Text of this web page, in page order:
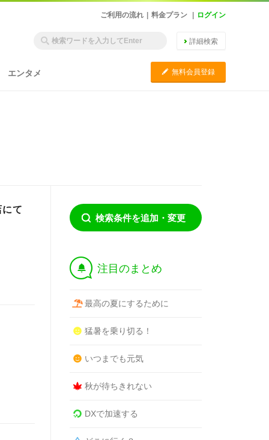
ご利用の流れ 料金プラン ログイン
詳細検索
エンタメ C 無料会員登録
て
検索条件を追加・変更
† 注目のまとめ
最高の夏にするために
猛暑を乗り切る！
いつまでも元気
秋が待ちきれない
DXで加速する